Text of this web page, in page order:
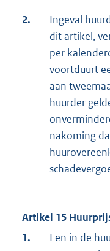
2.
Ingeval
dit artikel,
per
voortduurt
aan
huurder
nakoming
Artikel 15
1.
Een in de